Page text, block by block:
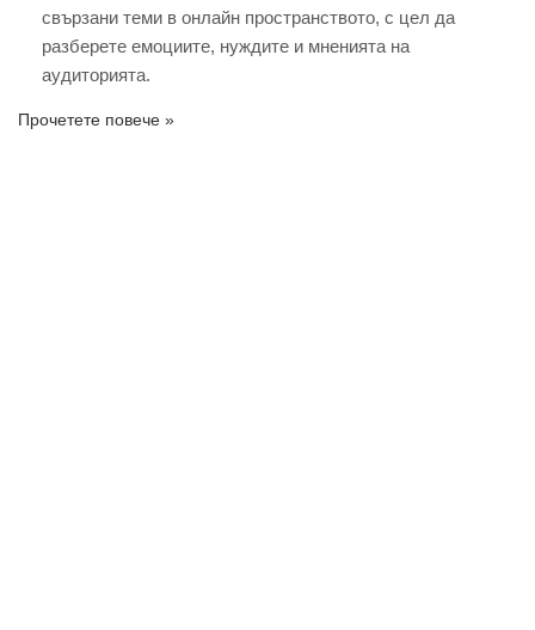
свързани теми в онлайн пространството, с цел да
разберете емоциите, нуждите и мненията на
аудиторията.
Прочетете повече »